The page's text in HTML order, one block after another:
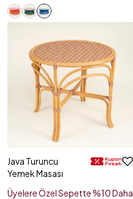
Java Turuncu
Yemek Masası
Üyelere Özel Sepette %10 Daha